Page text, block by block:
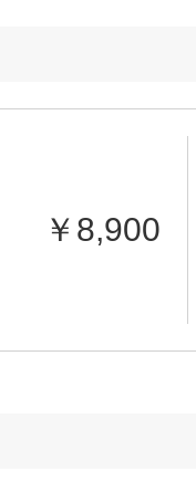
￥8,900